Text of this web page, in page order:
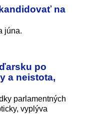
na
júna.
po
a neistota,
parlamentných
vyplýva